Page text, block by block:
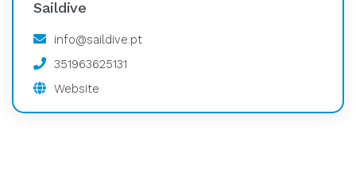
Saildive
info@saildive.pt
351963625131
Website